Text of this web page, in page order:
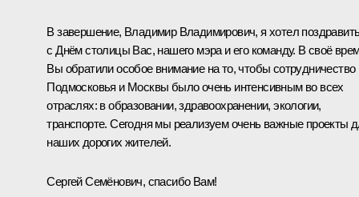
В завершение, Владимир Владимирович, я хотел
с Днём столицы Вас, нашего мэра и его команду. В своё
Вы обратили особое внимание на то, чтобы сотрудничество
Подмосковья и Москвы было очень интенсивным во всех
отраслях: в образовании, здравоохранении, экологии,
транспорте. Сегодня мы реализуем очень важные проекты
наших дорогих жителей.
Сергей Семёнович, спасибо Вам!